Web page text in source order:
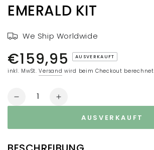
EMERALD KIT
We Ship Worldwide
Regulärer
Preis
€159,95 AUSVERKAUFT
inkl. MwSt.Versand wird beim Checkout berechnet
Menge
Reduzieren
für
Erhöhen
für
AUSVERKAUFT